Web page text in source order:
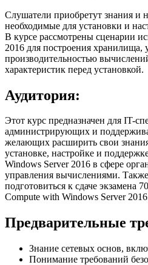
Слушатели приобретут знания и
необходимые для установки и
В курсе рассмотрены сценарии
2016 для построения хранилища,
производительностью
характеристик перед установкой.
Аудитория:
Этот курс предназначен для IT-
администрирующих и
желающих расширить свои
установке, настройке и
Windows Server 2016 в сфере
управления вычислениями. Также
подготовиться к сдаче экзамена
Compute with Windows Server
Предварительные
Знание сетевых основ,
Понимание требований